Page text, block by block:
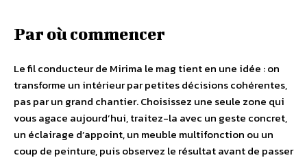
Par où commencer
Le fil conducteur de Mirima le mag tient en une idée : on
transforme un intérieur par petites décisions cohérentes,
pas par un grand chantier. Choisissez une seule zone qui
vous agace aujourd’hui, traitez-la avec un geste concret,
un éclairage d’appoint, un meuble multifonction ou un
coup de peinture, puis observez le résultat avant de passer